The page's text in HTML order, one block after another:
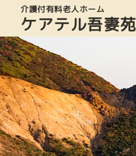
介護付有料老人ホーム
ケアテル吾妻苑